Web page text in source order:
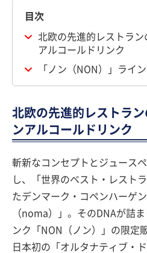
目次
北欧の先進的レストラ
アルコールドリンク
「ノン（NON）」ライ
北欧の先進的レストラ
ンアルコールドリンク
斬新なコンセプトとジュース
し、「世界のベスト・レスト
たデンマーク・コペンハーゲ
（noma）」。そのDNAが詰
ンク「NON（ノン）」の限定
日本初の「オルタナティブ・